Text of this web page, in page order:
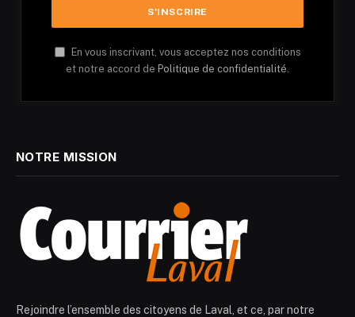
En vous inscrivant, vous acceptez nos conditions
et notre accord de Politique de confidentialité.
NOTRE MISSION
Rejoindre l’ensemble des citoyens de Laval, et ce, par notre